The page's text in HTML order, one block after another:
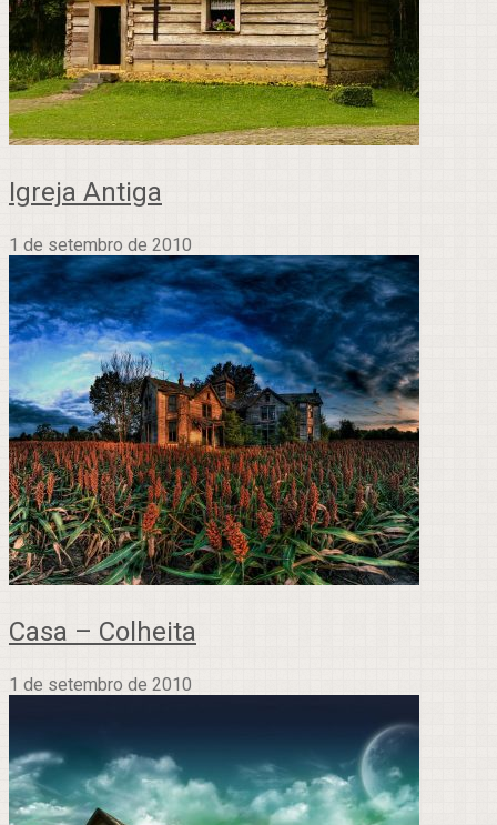
Igreja Antiga
1 de setembro de 2010
Casa – Colheita
1 de setembro de 2010